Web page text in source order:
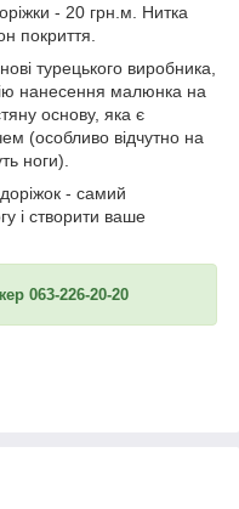
- 20 грн.м. Нитка
покриття.
турецького виробника,
нанесення малюнка на
основу, яка є
(особливо відчутно на
ноги).
- самий
і створити ваше
063-226-20-20